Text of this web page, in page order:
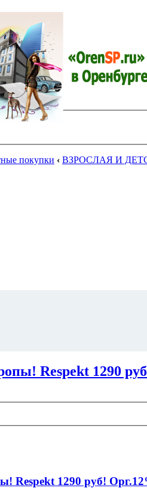
покупки ‹ ВЗРОСЛАЯ И
Respekt 1290
Respekt 1290 руб!